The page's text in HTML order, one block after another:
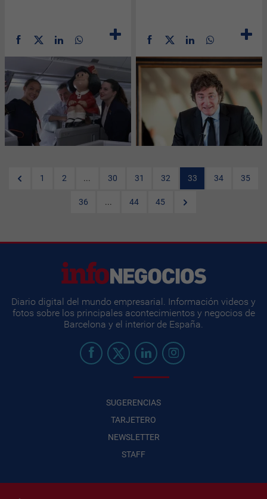
1 2 ... 30 31 32 33 34 35
36 ... 44 45
Diario digital del mundo empresarial. Información videos y
fotos sobre los principales acontecimientos y negocios de
Barcelona y el interior de España.
SUGERENCIAS
TARJETERO
NEWSLETTER
STAFF